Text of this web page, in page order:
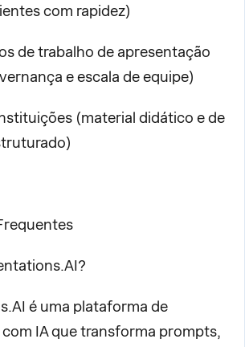
com rapidez)
de trabalho de apresentação
e escala de equipe)
(material didático e de
é uma plataforma de
IA que transforma prompts,